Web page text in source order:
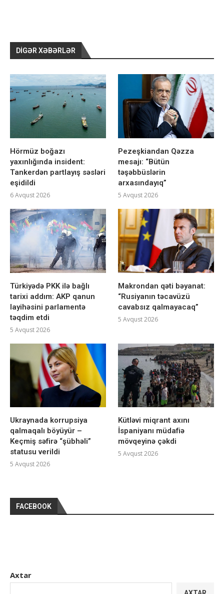
DIGƏR XƏBƏRLƏR
Hörmüz boğazı
yaxınlığında insident:
Tankerdən partlayış səsləri
eşidildi
6 Avqust 2026
Pezeşkiandan Qəzza
mesajı: “Bütün
təşəbbüslərin
arxasındayıq”
5 Avqust 2026
Türkiyədə PKK ilə bağlı
tarixi addım: AKP qanun
layihəsini parlamentə
təqdim etdi
5 Avqust 2026
Makrondan qəti bəyanat:
“Rusiyanın təcavüzü
cavabsız qalmayacaq”
5 Avqust 2026
Ukraynada korrupsiya
qalmaqalı böyüyür –
Keçmiş səfirə “şübhəli”
statusu verildi
5 Avqust 2026
Kütləvi miqrant axını
İspaniyanı müdafiə
mövqeyinə çəkdi
5 Avqust 2026
FACEBOOK
Axtar